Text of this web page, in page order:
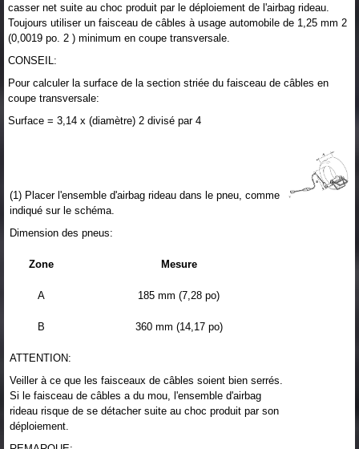
casser net suite au choc produit par le déploiement de l'airbag rideau.
Toujours utiliser un faisceau de câbles à usage automobile de 1,25 mm 2
(0,0019 po. 2 ) minimum en coupe transversale.
CONSEIL:
Pour calculer la surface de la section striée du faisceau de câbles en
coupe transversale:
Surface = 3,14 x (diamètre) 2 divisé par 4
(1) Placer l'ensemble d'airbag rideau dans le pneu, comme
indiqué sur le schéma.
Dimension des pneus:
Zone Mesure
A 185 mm (7,28 po)
B 360 mm (14,17 po)
ATTENTION:
Veiller à ce que les faisceaux de câbles soient bien serrés.
Si le faisceau de câbles a du mou, l'ensemble d'airbag
rideau risque de se détacher suite au choc produit par son
déploiement.